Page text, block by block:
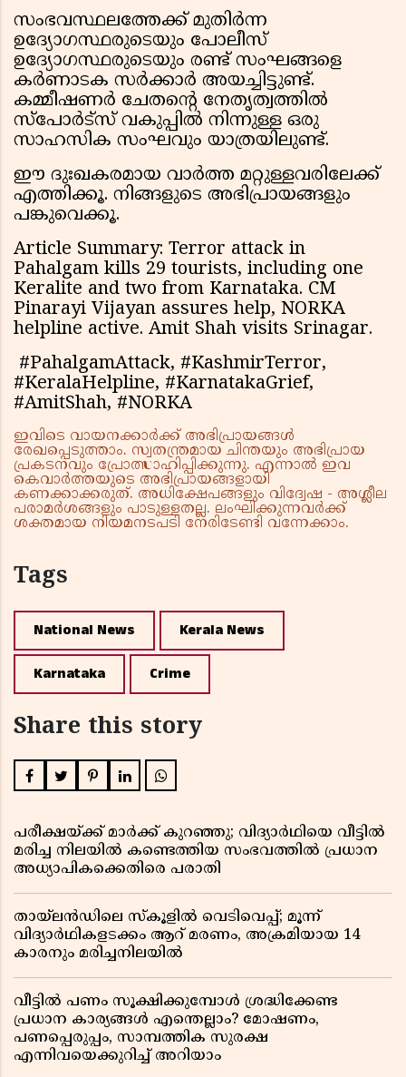
സംഭവസ്ഥലത്തേക്ക് മുതിർന്ന
ഉദ്യോഗസ്ഥരുടെയും പോലീസ്
ഉദ്യോഗസ്ഥരുടെയും രണ്ട് സംഘങ്ങളെ
കർണാടക സർക്കാർ അയച്ചിട്ടുണ്ട്.
കമ്മീഷണർ ചേതന്റെ നേതൃത്വത്തിൽ
സ്പോർട്സ് വകുപ്പിൽ നിന്നുള്ള ഒരു
സാഹസിക സംഘവും യാത്രയിലുണ്ട്.
ഈ ദുഃഖകരമായ വാർത്ത മറ്റുള്ളവരിലേക്ക്
എത്തിക്കൂ. നിങ്ങളുടെ അഭിപ്രായങ്ങളും
പങ്കുവെക്കൂ.
Article Summary: Terror attack in
Pahalgam kills 29 tourists, including one
Keralite and two from Karnataka. CM
Pinarayi Vijayan assures help, NORKA
helpline active. Amit Shah visits Srinagar.
#PahalgamAttack, #KashmirTerror,
#KeralaHelpline, #KarnatakaGrief,
#AmitShah, #NORKA
ഇവിടെ വായനക്കാർക്ക് അഭിപ്രായങ്ങൾ
രേഖപ്പെടുത്താം. സ്വതന്ത്രമായ ചിന്തയും അഭിപ്രായ
പ്രകടനവും പ്രോത്സാഹിപ്പിക്കുന്നു. എന്നാൽ ഇവ
കെവാർത്തയുടെ അഭിപ്രായങ്ങളായി
കണക്കാക്കരുത്. അധിക്ഷേപങ്ങളും വിദ്വേഷ - അശ്ലീല
പരാമർശങ്ങളും പാടുള്ളതല്ല. ലംഘിക്കുന്നവർക്ക്
ശക്തമായ നിയമനടപടി നേരിടേണ്ടി വന്നേക്കാം.
Tags
National News Kerala News
Karnataka Crime
Share this story
പരീക്ഷയ്ക്ക് മാർക്ക് കുറഞ്ഞു; വിദ്യാർഥിയെ വീട്ടിൽ
മരിച്ച നിലയിൽ കണ്ടെത്തിയ സംഭവത്തിൽ പ്രധാന
അധ്യാപികക്കെതിരെ പരാതി
തായ്‌ലൻഡിലെ സ്‌കൂളിൽ വെടിവെപ്പ്; മൂന്ന്
വിദ്യാർഥികളടക്കം ആറ് മരണം, അക്രമിയായ 14
കാരനും മരിച്ചനിലയിൽ
വീട്ടിൽ പണം സൂക്ഷിക്കുമ്പോൾ ശ്രദ്ധിക്കേണ്ട
പ്രധാന കാര്യങ്ങൾ എന്തെല്ലാം? മോഷണം,
പണപ്പെരുപ്പം, സാമ്പത്തിക സുരക്ഷ
എന്നിവയെക്കുറിച്ച് അറിയാം